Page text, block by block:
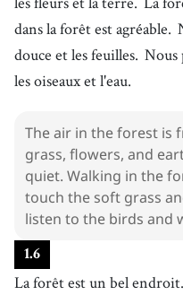
dans la forêt est agréable.
douce et les feuilles. Nous
les oiseaux et l'eau.
The air in the forest is
grass, flowers, and
quiet. Walking in the
touch the soft grass
listen to the birds and
1.6
La forêt est un bel endroit.